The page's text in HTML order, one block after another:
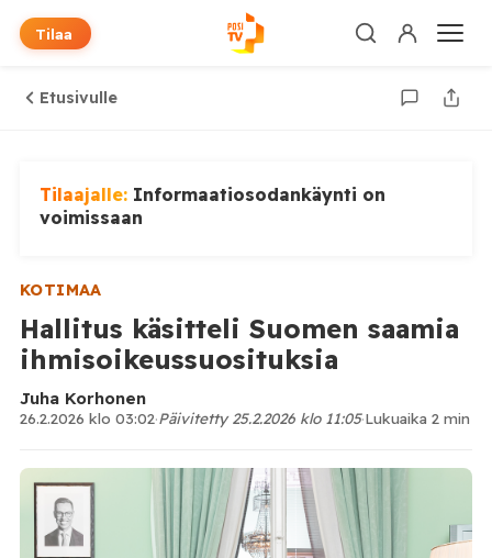
Tilaa
Etusivulle
Tilaajalle: Informaatiosodankäynti on
voimissaan
KOTIMAA
Hallitus käsitteli Suomen saamia
ihmisoikeussuosituksia
Juha Korhonen
26.2.2026 klo 03:02·Päivitetty 25.2.2026 klo 11:05·Lukuaika 2 min